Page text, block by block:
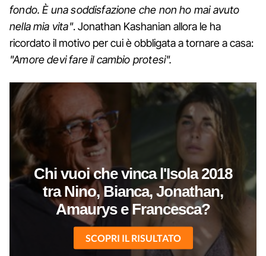
fondo. È una soddisfazione che non ho mai avuto
nella mia vita". Jonathan Kashanian allora le ha
ricordato il motivo per cui è obbligata a tornare a casa:
"Amore devi fare il cambio protesi".